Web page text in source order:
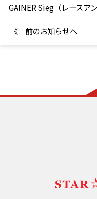
GAINER Sieg（レースア
《 前のお知らせへ